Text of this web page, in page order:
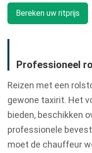
Bereken uw ritprijs
Professioneel
Reizen met een
gewone taxirit. Het
bieden, beschikken
professionele
moet de chauffeur